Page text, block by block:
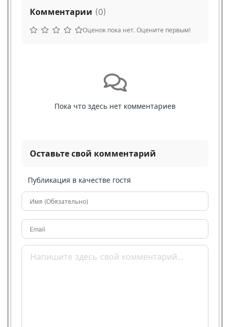
Комментарии (0)
Оценок пока нет. Оцените первым!
Пока что здесь нет комментариев
Оставьте свой комментарий
Публикация в качестве гостя
Имя (Обязательно)
Email